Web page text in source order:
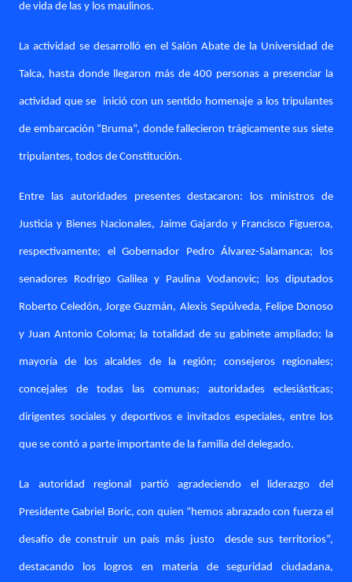
de vida de las y los maulinos.
La actividad se desarrolló en el Salón Abate de la Universidad de
Talca, hasta donde llegaron más de 400 personas a presenciar la
actividad que se inició con un sentido homenaje a los tripulantes
de embarcación “Bruma”, donde fallecieron trágicamente sus siete
tripulantes, todos de Constitución.
Entre las autoridades presentes destacaron: los ministros de
Justicia y Bienes Nacionales, Jaime Gajardo y Francisco Figueroa,
respectivamente; el Gobernador Pedro Álvarez-Salamanca; los
senadores Rodrigo Galilea y Paulina Vodanovic; los diputados
Roberto Celedón, Jorge Guzmán, Alexis Sepúlveda, Felipe Donoso
y Juan Antonio Coloma; la totalidad de su gabinete ampliado; la
mayoría de los alcaldes de la región; consejeros regionales;
concejales de todas las comunas; autoridades eclesiásticas;
dirigentes sociales y deportivos e invitados especiales, entre los
que se contó a parte importante de la familia del delegado.
La autoridad regional partió agradeciendo el liderazgo del
Presidente Gabriel Boric, con quien “hemos abrazado con fuerza el
desafío de construir un país más justo desde sus territorios”,
destacando los logros en materia de seguridad ciudadana,